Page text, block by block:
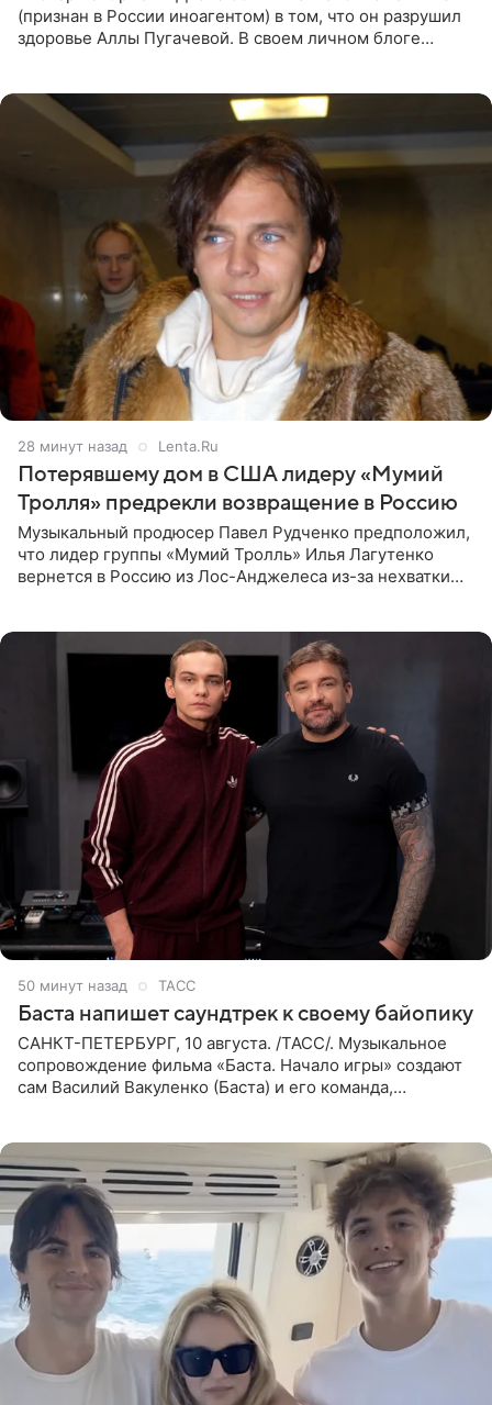
(признан в России иноагентом) в том, что он разрушил
здоровье Аллы Пугачевой. В своем личном блоге
28 минут назад Lenta.Ru
Потерявшему дом в США лидеру «Мумий
Тролля» предрекли возвращение в Россию
Музыкальный продюсер Павел Рудченко предположил,
что лидер группы «Мумий Тролль» Илья Лагутенко
вернется в Россию из Лос-Анджелеса из-за нехватки
50 минут назад ТАСС
Баста напишет саундтрек к своему байопику
САНКТ-ПЕТЕРБУРГ, 10 августа. /ТАСС/. Музыкальное
сопровождение фильма «Баста. Начало игры» создают
сам Василий Вакуленко (Баста) и его команда,